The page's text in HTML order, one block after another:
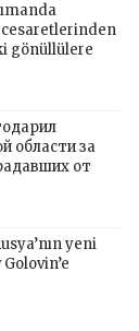
gönüllülere
области за
от
yeni